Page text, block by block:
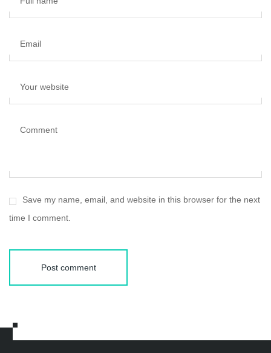
Email
Your website
Comment
Save my name, email, and website in this browser for the next
time I comment.
Post comment